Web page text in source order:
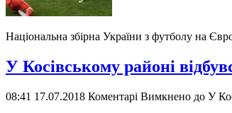
Національна збірна України з футболу на
У Косівському районі
08:41 17.07.2018 Коментарі Вимкнено до У